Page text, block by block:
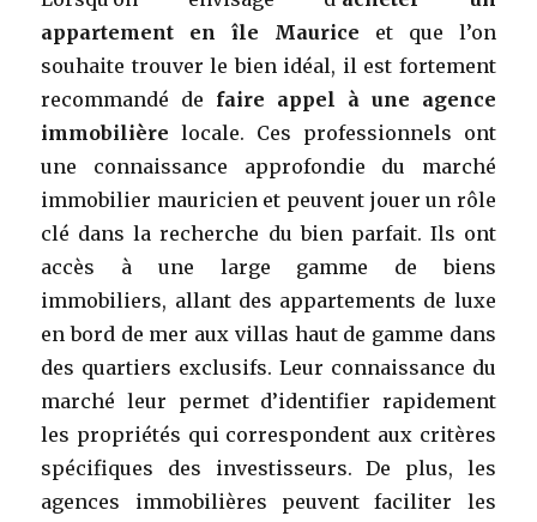
appartement en île Maurice et que l’on
souhaite trouver le bien idéal, il est fortement
recommandé de faire appel à une agence
immobilière locale. Ces professionnels ont
une connaissance approfondie du marché
immobilier mauricien et peuvent jouer un rôle
clé dans la recherche du bien parfait. Ils ont
accès à une large gamme de biens
immobiliers, allant des appartements de luxe
en bord de mer aux villas haut de gamme dans
des quartiers exclusifs. Leur connaissance du
marché leur permet d’identifier rapidement
les propriétés qui correspondent aux critères
spécifiques des investisseurs. De plus, les
agences immobilières peuvent faciliter les